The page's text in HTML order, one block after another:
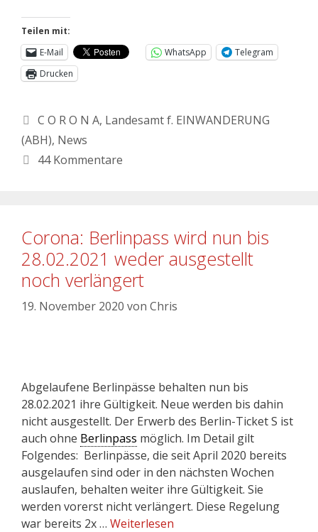
Teilen mit:
E-Mail
WhatsApp
Telegram
Drucken
C O R O N A, Landesamt f. EINWANDERUNG
(ABH), News
44 Kommentare
Corona: Berlinpass wird nun bis
28.02.2021 weder ausgestellt
noch verlängert
19. November 2020 von Chris
Abgelaufene Berlinpässe behalten nun bis
28.02.2021 ihre Gültigkeit. Neue werden bis dahin
nicht ausgestellt. Der Erwerb des Berlin-Ticket S ist
auch ohne Berlinpass möglich. Im Detail gilt
Folgendes: Berlinpässe, die seit April 2020 bereits
ausgelaufen sind oder in den nächsten Wochen
auslaufen, behalten weiter ihre Gültigkeit. Sie
werden vorerst nicht verlängert. Diese Regelung
war bereits 2x … Weiterlesen